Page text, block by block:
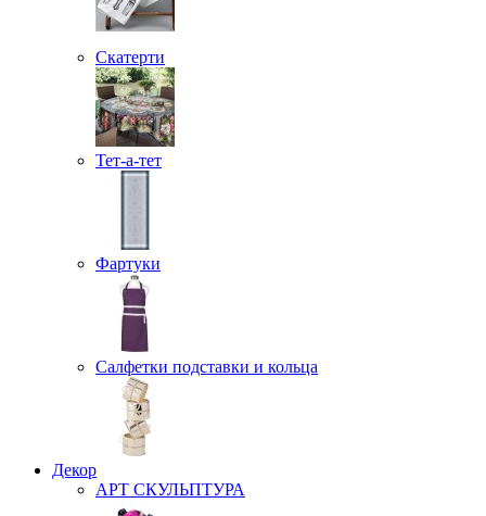
Скатерти
Тет-а-тет
Фартуки
Салфетки подставки и кольца
Декор
АРТ СКУЛЬПТУРА